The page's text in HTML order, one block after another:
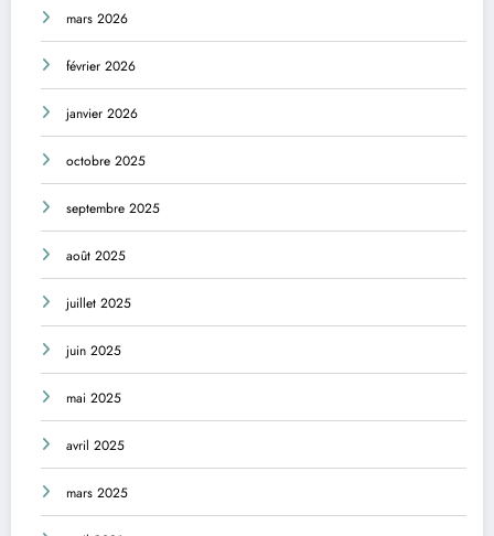
mars 2026
février 2026
janvier 2026
octobre 2025
septembre 2025
août 2025
juillet 2025
juin 2025
mai 2025
avril 2025
mars 2025